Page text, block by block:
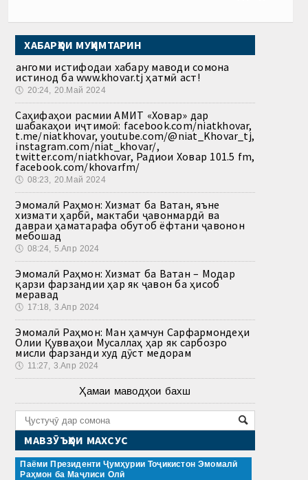
ХАБАРҲОИ МУҲИМТАРИН
Ҳангоми истифодаи хабару маводи сомона
истинод ба www.khovar.tj ҳатмӣ аст!
🕔 20:24, 20.Май 2024
Саҳифаҳои расмии АМИТ «Ховар» дар
шабакаҳои иҷтимоӣ: facebook.com/niatkhovar,
t.me/niatkhovar, youtube.com/@niat_Khovar_tj,
instagram.com/niat_khovar/,
twitter.com/niatkhovar, Радиои Ховар 101.5 fm,
facebook.com/khovarfm/
🕔 08:23, 20.Май 2024
Эмомалӣ Раҳмон: Хизмат ба Ватан, яъне
хизмати ҳарбӣ, мактаби ҷавонмардӣ ва
давраи ҳаматарафа обутоб ёфтани ҷавонон
мебошад
🕔 08:24, 5.Апр 2024
Эмомалӣ Раҳмон: Хизмат ба Ватан – Модар
қарзи фарзандии ҳар як ҷавон ба ҳисоб
меравад
🕔 17:18, 3.Апр 2024
Эмомалӣ Раҳмон: Ман ҳамчун Сарфармондеҳи
Олии Қувваҳои Мусаллаҳ ҳар як сарбозро
мисли фарзанди худ дӯст медорам
🕔 11:27, 3.Апр 2024
Ҳамаи маводҳои бахш
МАВЗӮЪҲОИ МАХСУС
Паёми Президенти Ҷумҳурии Тоҷикистон Эмомалӣ
Раҳмон ба Маҷлиси Олӣ